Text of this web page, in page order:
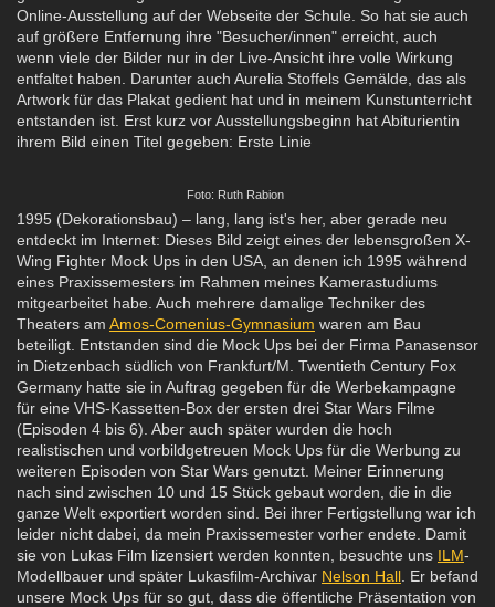
Online-Ausstellung auf der Webseite der Schule. So hat sie auch
auf größere Entfernung ihre "Besucher/innen" erreicht, auch
wenn viele der Bilder nur in der Live-Ansicht ihre volle Wirkung
entfaltet haben. Darunter auch Aurelia Stoffels Gemälde, das als
Artwork für das Plakat gedient hat und in meinem Kunstunterricht
entstanden ist. Erst kurz vor Ausstellungsbeginn hat Abiturientin
ihrem Bild einen Titel gegeben: Erste Linie
Foto: Ruth Rabion
1995 (Dekorationsbau) – lang, lang ist's her, aber gerade neu
entdeckt im Internet: Dieses Bild zeigt eines der lebensgroßen X-
Wing Fighter Mock Ups in den USA, an denen ich 1995 während
eines Praxissemesters im Rahmen meines Kamerastudiums
mitgearbeitet habe. Auch mehrere damalige Techniker des
Theaters am Amos-Comenius-Gymnasium waren am Bau
beteiligt. Entstanden sind die Mock Ups bei der Firma Panasensor
in Dietzenbach südlich von Frankfurt/M. Twentieth Century Fox
Germany hatte sie in Auftrag gegeben für die Werbekampagne
für eine VHS-Kassetten-Box der ersten drei Star Wars Filme
(Episoden 4 bis 6). Aber auch später wurden die hoch
realistischen und vorbildgetreuen Mock Ups für die Werbung zu
weiteren Episoden von Star Wars genutzt. Meiner Erinnerung
nach sind zwischen 10 und 15 Stück gebaut worden, die in die
ganze Welt exportiert worden sind. Bei ihrer Fertigstellung war ich
leider nicht dabei, da mein Praxissemester vorher endete. Damit
sie von Lukas Film lizensiert werden konnten, besuchte uns ILM-
Modellbauer und später Lukasfilm-Archivar Nelson Hall . Er befand
unsere Mock Ups für so gut, dass die öffentliche Präsentation von